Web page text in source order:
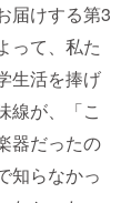
届けする第3
って、私た
生活を捧げ
線が、「こ
器だったの
知らなかっ